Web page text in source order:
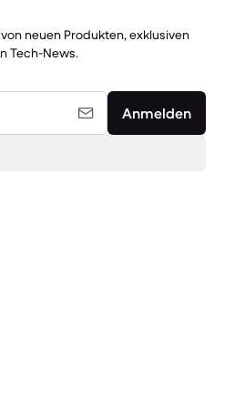
neuen Produkten, exklusiven
Tech-News.
Anmelden